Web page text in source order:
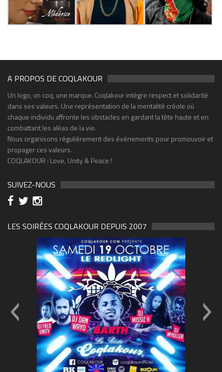
A PROPOS DE COQLAKOUR
Un logo, un coq, une marque. Coqlakour intègre respect et solidarité
dans ses valeurs. Une représentation de la mentalité créole où
chaque individu affronte les obstacles en gardant la tête haute et en
combattant les aléas de la vie.
Nous organisons régulièrement des événements pour promouvoir et
propager ces valeurs.
COQLAKOUR : Love, Unity & Peace !
SUIVEZ-NOUS
LES SOIRÉES COQLAKOUR DEPUIS 2007